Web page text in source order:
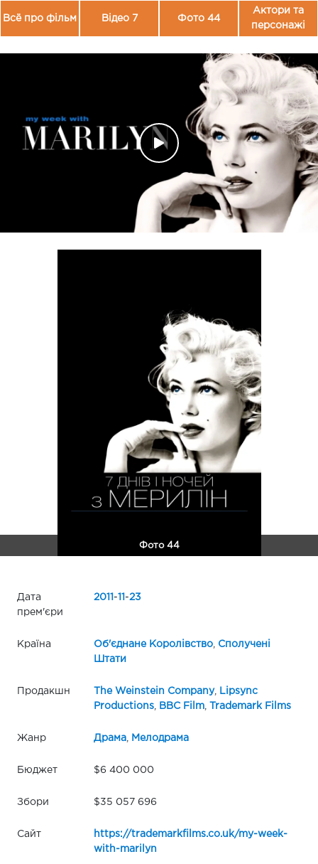
Всё про фільм Відео 7 Фото 44
Актори та
персонажі
Фото 44
Дата
прем'єри
2011 -11 -23
Країна Об'єднане Королівство,
Сполучені
Штати
Продакшн The Weinstein Company,
Lipsync
Productions, BBC Film, Trademark Films
Жанр Драма, Мелодрама
Бюджет $6 400 000
Збори $35 057 696
Сайт
https://trademarkfilms.co.uk/my-week-
with-marilyn